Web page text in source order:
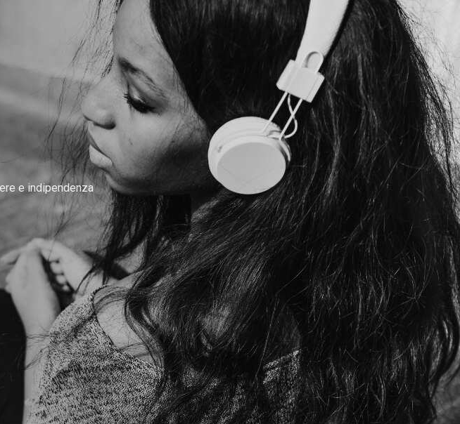
e indipendenza